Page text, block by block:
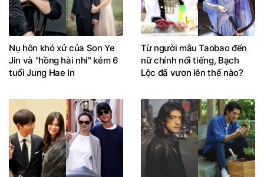
Nụ hôn khó xử của Son Ye
Jin và "hồng hài nhi" kém 6
tuổi Jung Hae In
Từ người mẫu Taobao đến
nữ chính nổi tiếng, Bạch
Lộc đã vươn lên thế nào?